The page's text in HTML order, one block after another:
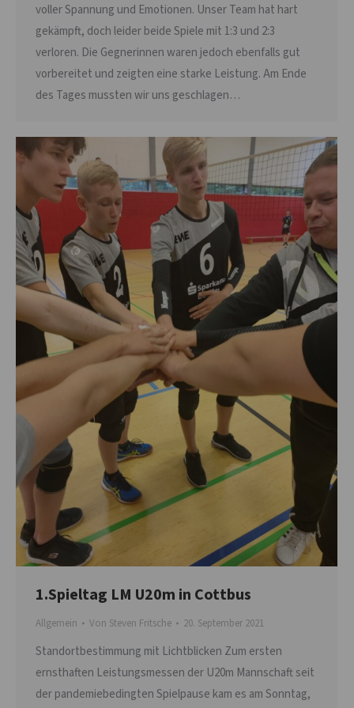
voller Spannung und Emotionen. Unser Team hat hart
gekämpft, doch leider beide Spiele mit 1:3 und 2:3
verloren. Die Gegnerinnen waren jedoch ebenfalls gut
vorbereitet und zeigten eine starke Leistung. Am Ende
des Tages mussten wir uns geschlagen…
1.Spieltag LM U20m in Cottbus
Allgemein Von Steven Fritsche 20. September 2021
Standortbestimmung mit Lichtblicken Zum ersten
ernsthaften Leistungsmessen der U20m Mannschaft seit
der pandemiebedingten Spielpause kam es am Sonntag,